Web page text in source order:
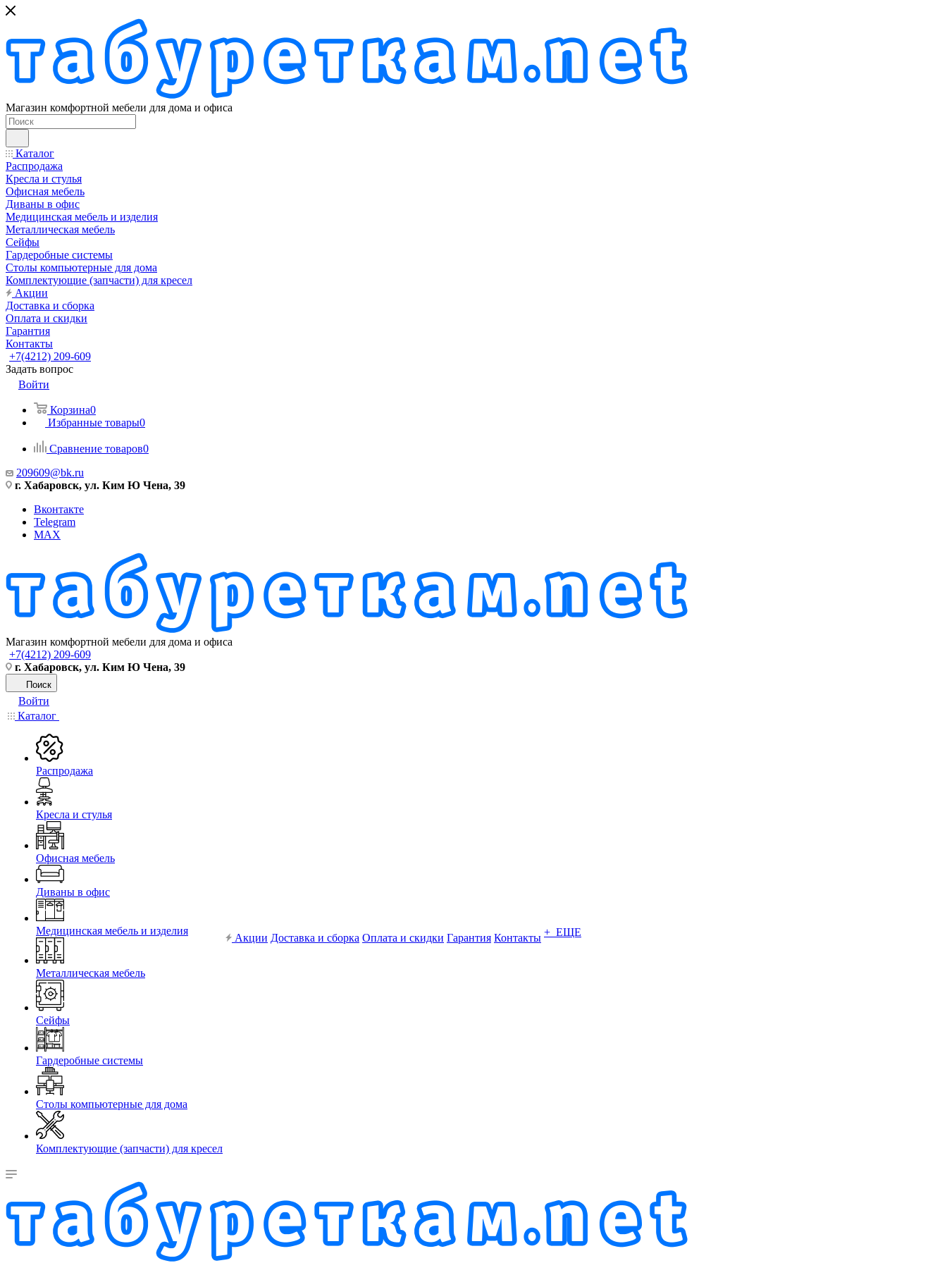
Магазин комфортной мебели для дома и офиса
Каталог
Распродажа
Кресла и стулья
Офисная мебель
Диваны в офис
Медицинская мебель и изделия
Металлическая мебель
Сейфы
Гардеробные системы
Столы компьютерные для дома
Комплектующие (запчасти) для кресел
Акции
Доставка и сборка
Оплата и скидки
Гарантия
Контакты
+7(4212) 209-609
Задать вопрос
Войти
Корзина0
Избранные товары0
Сравнение товаров0
209609@bk.ru
г. Хабаровск, ул. Ким Ю Чена, 39
Вконтакте
Telegram
MAX
Магазин комфортной мебели для дома и офиса
+7(4212) 209-609
г. Хабаровск, ул. Ким Ю Чена, 39
Поиск
Войти
Каталог
Распродажа
Кресла и стулья
Офисная мебель
Диваны в офис
Медицинская мебель и изделия
Металлическая мебель
Сейфы
Гардеробные системы
Столы компьютерные для дома
Комплектующие (запчасти) для кресел
Акции Доставка и сборка Оплата и скидки Гарантия Контакты + ЕЩЕ